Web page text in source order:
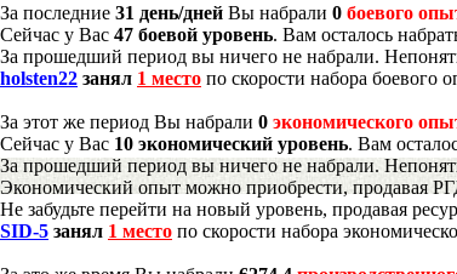
За последние 31 день/дней Вы набрали 0 боевого
Сейчас у Вас 47 боевой уровень. Вам осталось
За прошедший период вы ничего не набрали.
holsten22 занял 1 место по скорости набора боевого
За этот же период Вы набрали 0 экономического
Сейчас у Вас 10 экономический уровень. Вам
За прошедший период вы ничего не набрали.
Экономический опыт можно приобрести, продавая
Не забудьте перейти на новый уровень, продавая
SID-5 занял 1 место по скорости набора